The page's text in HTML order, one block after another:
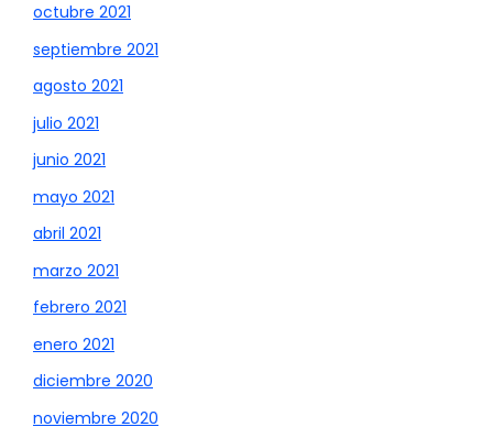
octubre 2021
septiembre 2021
agosto 2021
julio 2021
junio 2021
mayo 2021
abril 2021
marzo 2021
febrero 2021
enero 2021
diciembre 2020
noviembre 2020